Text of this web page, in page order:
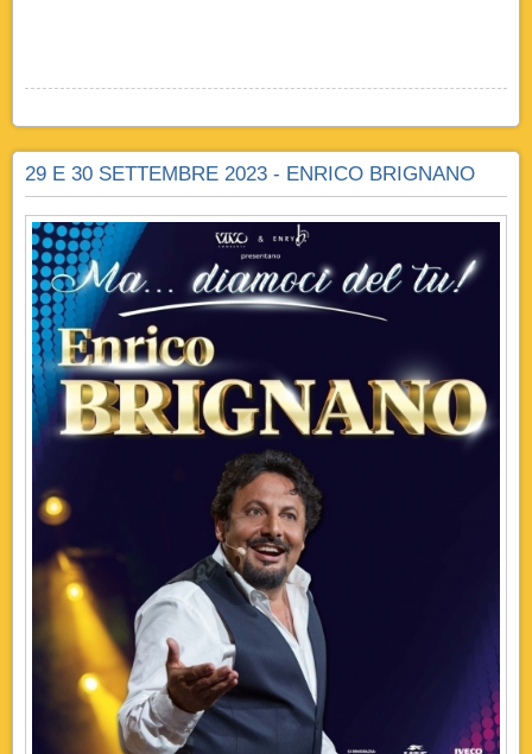
29 E 30 SETTEMBRE 2023 - ENRICO BRIGNANO